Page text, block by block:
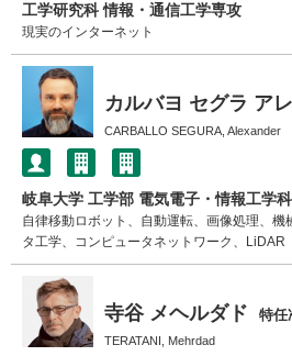
工学研究科 情報・通信工学専攻
現実のインターネット
カルバヨ セグラ ア
CARBALLO SEGURA, Alexander
岐阜大学 工学部 電気電子・情報工学科
自律移動ロボット、自動運転、画像処理、機
タ工学、コンピュータネットワーク、LiDAR
寺谷 メヘルダド 特任
TERATANI, Mehrdad